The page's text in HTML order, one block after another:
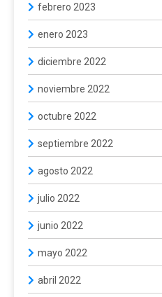
febrero 2023
enero 2023
diciembre 2022
noviembre 2022
octubre 2022
septiembre 2022
agosto 2022
julio 2022
junio 2022
mayo 2022
abril 2022